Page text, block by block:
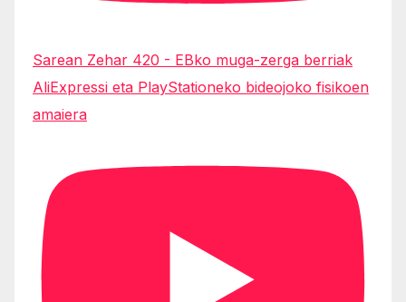
Sarean Zehar 420 - EBko muga-zerga berriak
AliExpressi eta PlayStationeko bideojoko fisikoen
amaiera